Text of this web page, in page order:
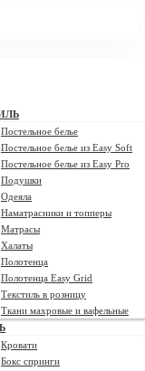
Постельное белье
Постельное белье из Easy Soft
Постельное белье из Easy Pro
Подушки
Одеяла
Наматрасники и топперы
Матрасы
Халаты
Полотенца
Полотенца Easy Grid
Текстиль в розницу
Ткани махровые и вафельные
Кровати
Бокс спринги
нас на
и
нас на тендер,
Мы открыты к
персональных